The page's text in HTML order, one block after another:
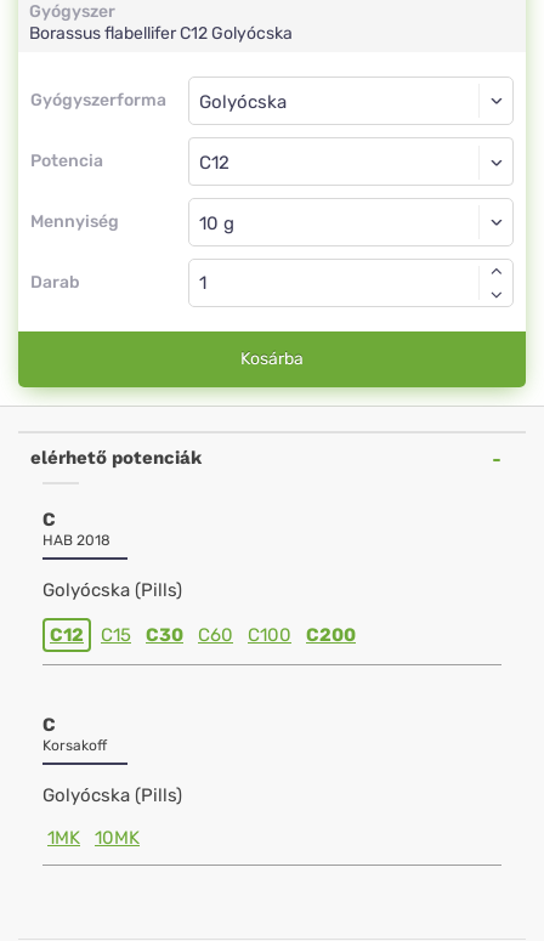
Gyógyszer
Borassus flabelliferC12Golyócska
Gyógyszerforma
Gyógyszerforma
Potencia
Golyócska
C12
Mennyiség
Golyócska
Darab
Kosárba
elérhető potenciák
C
HAB 2018
Golyócska (Pills)
C12 C15 C30 C60 C100 C200
C
Korsakoff
Golyócska (Pills)
1MK
10MK